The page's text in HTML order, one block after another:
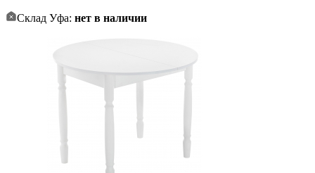
Склад Уфа: нет в наличии